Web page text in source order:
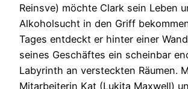
Reinsve) möchte Clark sein Leben
Alkoholsucht in den Griff
Tages entdeckt er hinter einer
seines Geschäftes ein scheinbar
Labyrinth an versteckten Räumen.
Mitarbeiterin Kat (Lukita Maxwell)